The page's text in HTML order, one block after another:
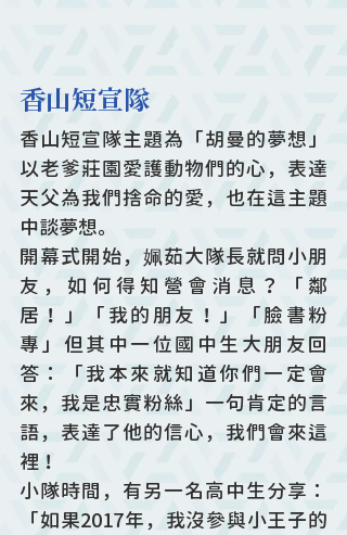
香山短宣隊
香山短宣隊主題為「胡曼的夢想」
以老爹莊園愛護動物們的心，表達
天父為我們捨命的愛，也在這主題
中談夢想。
開幕式開始，姵茹大隊長就問小朋
友，如何得知營會消息？「鄰
居！」「我的朋友！」「臉書粉
專」但其中一位國中生大朋友回
答：「我本來就知道你們一定會
來，我是忠實粉絲」一句肯定的言
語，表達了他的信心，我們會來這
裡！
小隊時間，有另一名高中生分享：
「如果2017年，我沒參與小王子的